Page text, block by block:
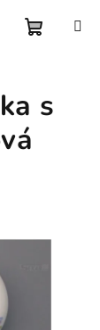
košík
s